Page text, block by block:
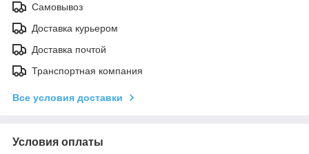
Самовывоз
Доставка курьером
Доставка почтой
Транспортная компания
Все условия доставки
Условия оплаты